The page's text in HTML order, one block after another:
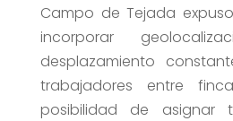
Campo de Tejada
incorporar
desplazamiento
trabajadores entre
posibilidad de asignar